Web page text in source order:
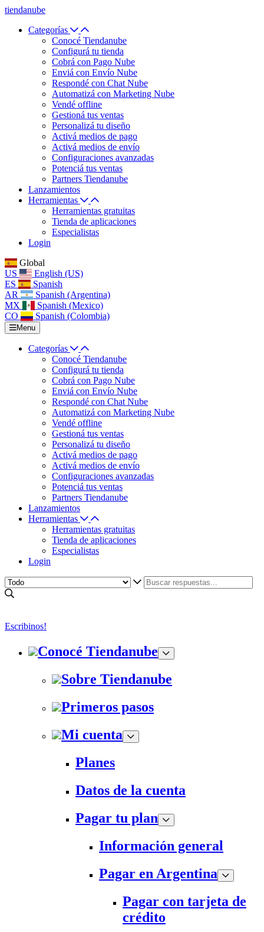
tiendanube
Categorías
Conocé Tiendanube
Configurá tu tienda
Cobrá con Pago Nube
Enviá con Envío Nube
Respondé con Chat Nube
Automatizá con Marketing Nube
Vendé offline
Gestioná tus ventas
Personalizá tu diseño
Activá medios de pago
Activá medios de envío
Configuraciones avanzadas
Potenciá tus ventas
Partners Tiendanube
Lanzamientos
Herramientas
Herramientas gratuitas
Tienda de aplicaciones
Especialistas
Login
Global
US
English (US)
ES
Spanish
AR
Spanish (Argentina)
MX
Spanish (Mexico)
CO
Spanish (Colombia)
Menu
Categorías
Conocé Tiendanube
Configurá tu tienda
Cobrá con Pago Nube
Enviá con Envío Nube
Respondé con Chat Nube
Automatizá con Marketing Nube
Vendé offline
Gestioná tus ventas
Personalizá tu diseño
Activá medios de pago
Activá medios de envío
Configuraciones avanzadas
Potenciá tus ventas
Partners Tiendanube
Lanzamientos
Herramientas
Herramientas gratuitas
Tienda de aplicaciones
Especialistas
Login
Escribinos!
Conocé Tiendanube
Sobre Tiendanube
Primeros pasos
Mi cuenta
Planes
Datos de la cuenta
Pagar tu plan
Información general
Pagar en Argentina
Pagar con tarjeta de
crédito